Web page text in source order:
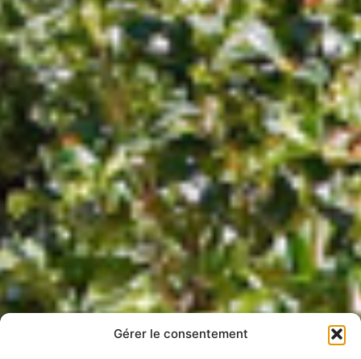
Gérer le consentement